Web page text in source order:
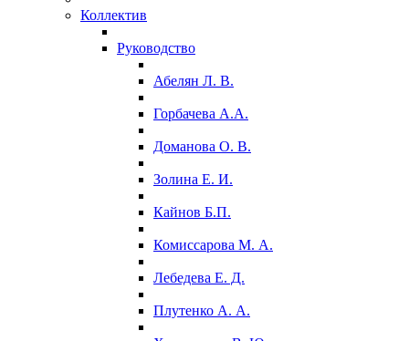
Коллектив
Руководство
Абелян Л. В.
Горбачева А.А.
Доманова О. В.
Золина Е. И.
Кайнов Б.П.
Комиссарова М. А.
Лебедева Е. Д.
Плутенко А. А.